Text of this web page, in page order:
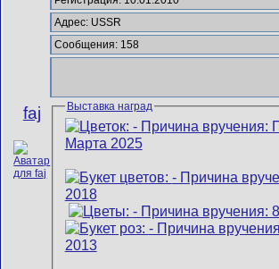
faj
Адрес: USSR
Сообщения: 158
Выставка наград